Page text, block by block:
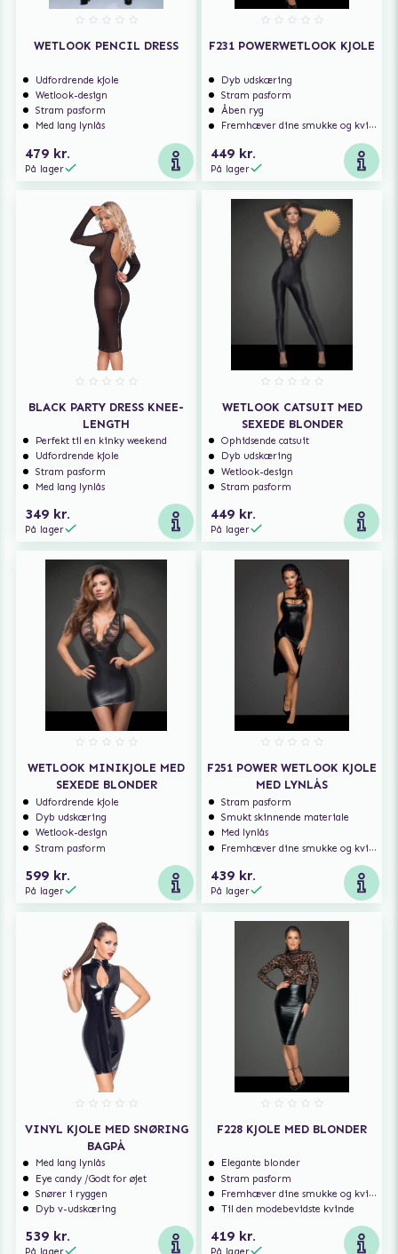
WETLOOK PENCIL DRESS
Udfordrende kjole
Wetlook-design
Stram pasform
Med lang lynlås
479 kr.
På lager
F231 POWERWETLOOK KJOLE
Dyb udskæring
Stram pasform
Åben ryg
Fremhæver dine smukke og kvindelige former
449 kr.
På lager
BLACK PARTY DRESS KNEE-
LENGTH
Perfekt til en kinky weekend
Udfordrende kjole
Stram pasform
Med lang lynlås
349 kr.
På lager
WETLOOK CATSUIT MED
SEXEDE BLONDER
Ophidsende catsuit
Dyb udskæring
Wetlook-design
Stram pasform
449 kr.
På lager
WETLOOK MINIKJOLE MED
SEXEDE BLONDER
Udfordrende kjole
Dyb udskæring
Wetlook-design
Stram pasform
599 kr.
På lager
F251 POWER WETLOOK KJOLE
MED LYNLÅS
Stram pasform
Smukt skinnende materiale
Med lynlås
Fremhæver dine smukke og kvindelige former
439 kr.
På lager
VINYL KJOLE MED SNØRING
BAGPÅ
Med lang lynlås
Eye candy /Godt for øjet
Snører i ryggen
Dyb v-udskæring
539 kr.
F228 KJOLE MED BLONDER
Elegante blonder
Stram pasform
Fremhæver dine smukke og kvindelige former
Til den modebevidste kvinde
419 kr.